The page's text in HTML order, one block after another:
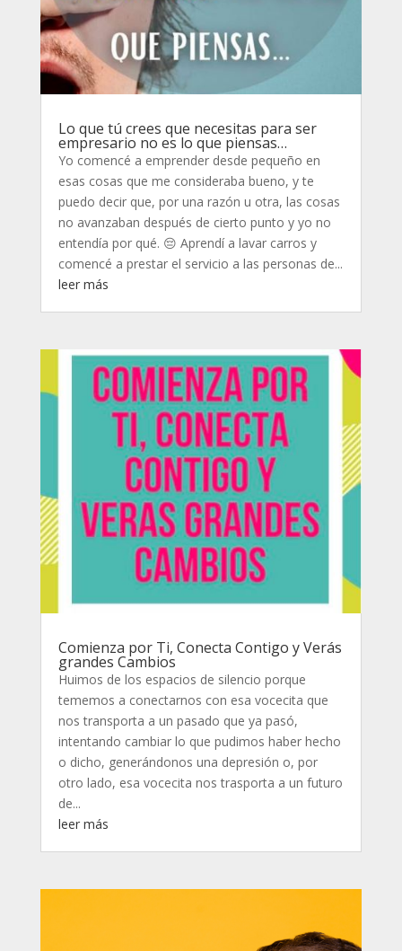
Lo que tú crees que necesitas para ser
empresario no es lo que piensas…
Yo comencé a emprender desde pequeño en
esas cosas que me consideraba bueno, y te
puedo decir que, por una razón u otra, las cosas
no avanzaban después de cierto punto y yo no
entendía por qué. 😔 Aprendí a lavar carros y
comencé a prestar el servicio a las personas de...
leer más
Comienza por Ti, Conecta Contigo y Verás
grandes Cambios
Huimos de los espacios de silencio porque
tememos a conectarnos con esa vocecita que
nos transporta a un pasado que ya pasó,
intentando cambiar lo que pudimos haber hecho
o dicho, generándonos una depresión o, por
otro lado, esa vocecita nos trasporta a un futuro
de...
leer más